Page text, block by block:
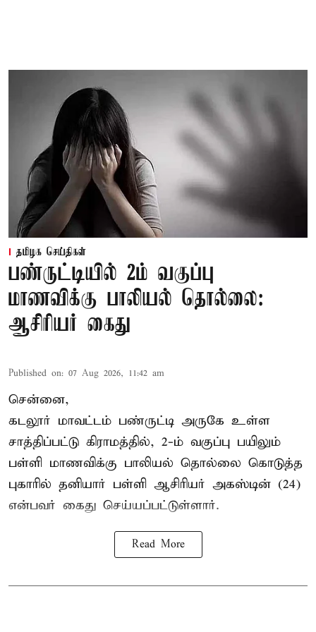
தமிழக செய்திகள்
பண்ருட்டியில் 2ம் வகுப்பு
மாணவிக்கு பாலியல் தொல்லை:
ஆசிரியர் கைது
Published on: 07 Aug 2026, 11:42 am
சென்னை,
கடலூர் மாவட்டம் பண்ருட்டி அருகே உள்ள
சாத்திப்பட்டு கிராமத்தில், 2-ம் வகுப்பு பயிலும்
பள்ளி மாணவிக்கு பாலியல் தொல்லை கொடுத்த
புகாரில் தனியார் பள்ளி ஆசிரியர் அகஸ்டின் (24)
என்பவர் கைது செய்யப்பட்டுள்ளார்.
Read More